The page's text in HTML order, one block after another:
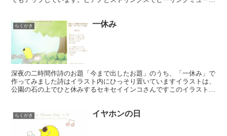
らくがき 一休み
深夜の二時間作詩のお題「今まで出したお題」のうち、「一休み」で
作ってみました詩はイラスト内にひっそり置いていますイラストは、
公園の石の上でひと休みするセキセイインコさんですこのイラストを
らくがき イヤホンの日